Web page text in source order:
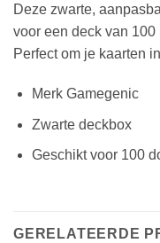
Deze zwarte,
voor een deck van
Perfect om je kaarten
Merk Gamegenic
Zwarte deckbox
Geschikt voor 100
GERELATEERDE